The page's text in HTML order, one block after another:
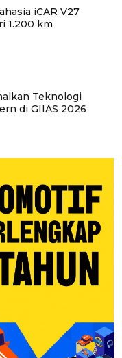
iCAR V27
1.200 km
Teknologi
di GIIAS 2026